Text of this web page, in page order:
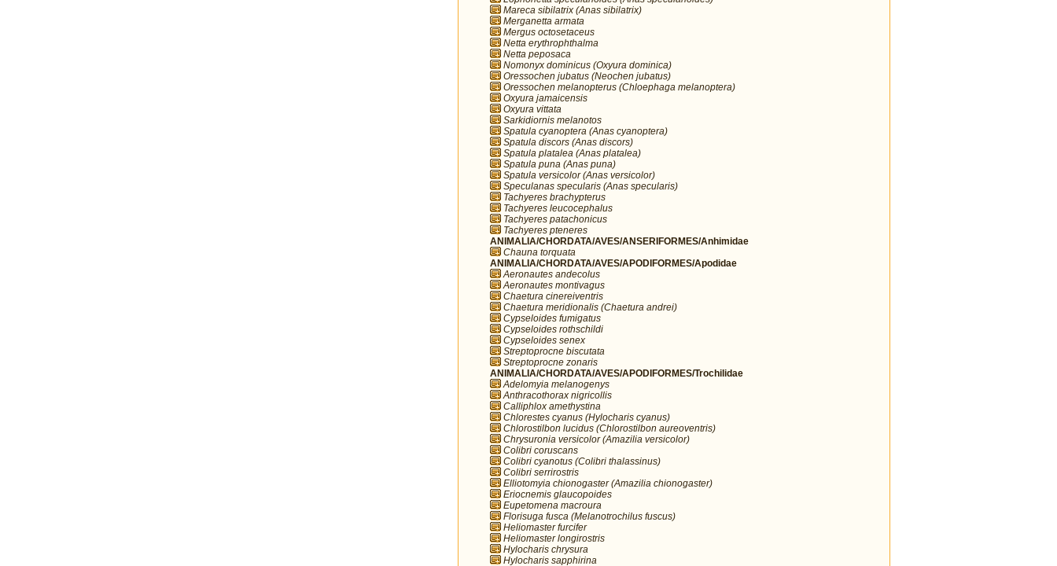
Mareca sibilatrix (Anas sibilatrix)
Merganetta armata
Mergus octosetaceus
Netta erythrophthalma
Netta peposaca
Nomonyx dominicus (Oxyura dominica)
Oressochen jubatus (Neochen jubatus)
Oressochen melanopterus (Chloephaga melanoptera)
Oxyura jamaicensis
Oxyura vittata
Sarkidiornis melanotos
Spatula cyanoptera (Anas cyanoptera)
Spatula discors (Anas discors)
Spatula platalea (Anas platalea)
Spatula puna (Anas puna)
Spatula versicolor (Anas versicolor)
Speculanas specularis (Anas specularis)
Tachyeres brachypterus
Tachyeres leucocephalus
Tachyeres patachonicus
Tachyeres pteneres
ANIMALIA/CHORDATA/AVES/ANSERIFORMES/Anhimidae
Chauna torquata
ANIMALIA/CHORDATA/AVES/APODIFORMES/Apodidae
Aeronautes andecolus
Aeronautes montivagus
Chaetura cinereiventris
Chaetura meridionalis (Chaetura andrei)
Cypseloides fumigatus
Cypseloides rothschildi
Cypseloides senex
Streptoprocne biscutata
Streptoprocne zonaris
ANIMALIA/CHORDATA/AVES/APODIFORMES/Trochilidae
Adelomyia melanogenys
Anthracothorax nigricollis
Calliphlox amethystina
Chlorestes cyanus (Hylocharis cyanus)
Chlorostilbon lucidus (Chlorostilbon aureoventris)
Chrysuronia versicolor (Amazilia versicolor)
Colibri coruscans
Colibri cyanotus (Colibri thalassinus)
Colibri serrirostris
Elliotomyia chionogaster (Amazilia chionogaster)
Eriocnemis glaucopoides
Eupetomena macroura
Florisuga fusca (Melanotrochilus fuscus)
Heliomaster furcifer
Heliomaster longirostris
Hylocharis chrysura
Hylocharis sapphirina